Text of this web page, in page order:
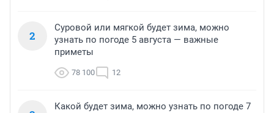
2
Суровой или мягкой будет зима, можно
узнать по погоде 5 августа — важные
приметы
78 100 12
Какой будет зима, можно узнать по погоде 7